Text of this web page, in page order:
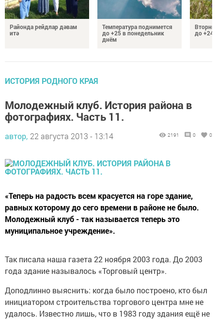
Районда рейдлар дәвам
итә
Температура поднимется
до +25 в понедельник
днём
до +24
ИСТОРИЯ РОДНОГО КРАЯ
Молодежный клуб. История района в
фотографиях. Часть 11.
автор, 22 августа 2013 - 13:14 2191 0 0
«Теперь на радость всем красуется на горе здание,
равных которому до сего времени в районе не было.
Молодежный клуб - так называется теперь это
муниципальное учреждение».
Так писала наша газета 22 ноября 2003 года. До 2003
года здание называлось «Торговый центр».
Доподлинно выяснить: когда было построено, кто был
инициатором строительства торгового центра мне не
удалось. Известно лишь, что в 1983 году здания ещё не